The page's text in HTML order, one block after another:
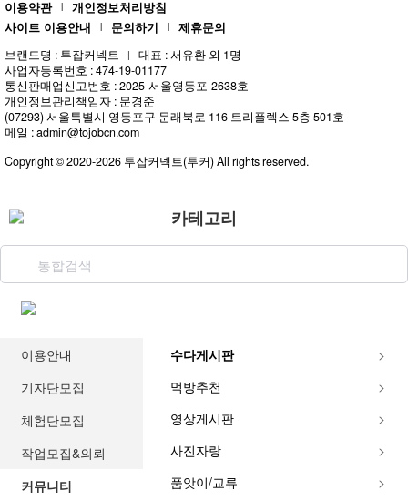
료
스
포
츠
중
계
야
구
중
포
츠
중
중
무
료
스
포
중
이용약관
개인정보처리방침
사이트 이용안내
문의하기 제휴문의
브랜드명 : 투잡커넥트 |
대표 : 서유환 외 1명
사업자등록번호 : 474-19-01177
통신판매업신고번호 : 2025-서울영등포-2638호
개인정보관리책임자 : 문경준
(07293) 서울특별시 영등포구 문래북로 116 트리플렉스 5층 501호
메일 : admin@tojobcn.com
Copyright © 2020-2026 투잡커넥트(투커) All rights reserved.
카테고리
이용안내
기자단모집
체험단모집
작업모집&의뢰
커뮤니티
수다게시판
먹방추천
영상게시판
사진자랑
품앗이/교류